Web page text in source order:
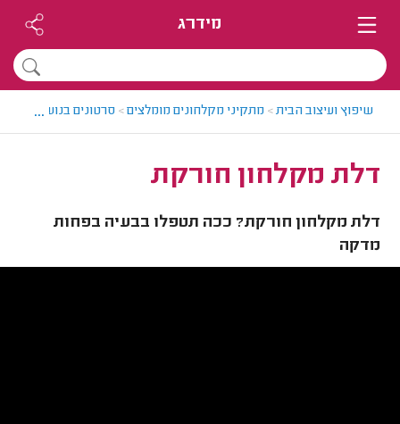
מידרג
שיפוץ ועיצוב הבית> מתקיני מקלחונים מומלצים> סרטונים בנושא
...
דלת מקלחון חורקת
דלת מקלחון חורקת? ככה תטפלו בבעיה בפחות
מדקה